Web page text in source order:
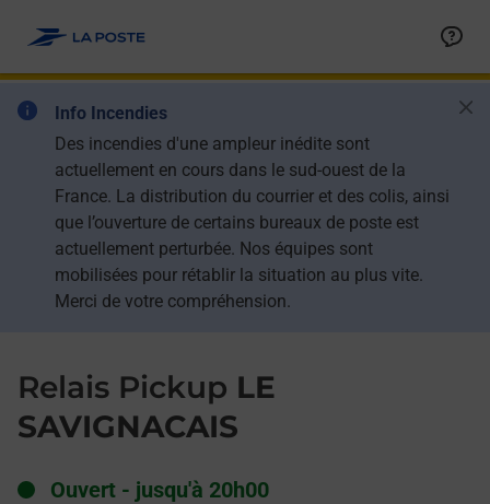
Info Incendies
Des incendies d'une ampleur inédite sont
actuellement en cours dans le sud-ouest de la
France. La distribution du courrier et des colis, ainsi
que l’ouverture de certains bureaux de poste est
actuellement perturbée. Nos équipes sont
mobilisées pour rétablir la situation au plus vite.
Merci de votre compréhension.
Relais Pickup LE
SAVIGNACAIS
Ouvert - jusqu'à 20h00